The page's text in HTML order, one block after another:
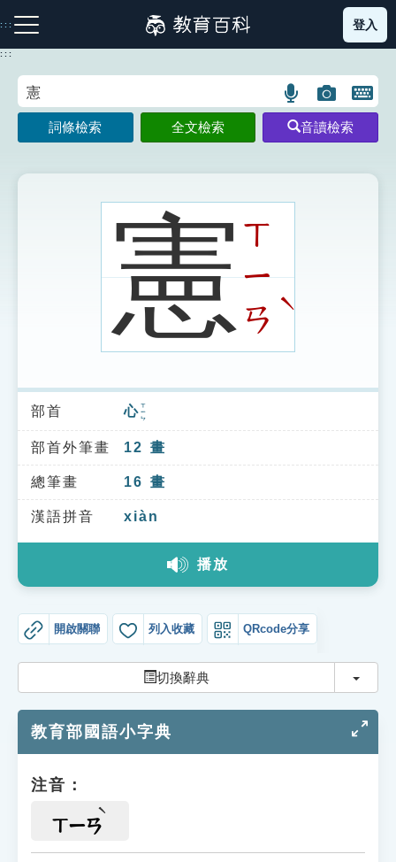
到
主
:::
注音索引圖示 筆畫索引圖示 部首索引表圖示
索引選單
知識索引
單字索引
生命大百科索引
教學應用
登入
:::
語
言
搜
示
圖
片
搜
開
鍵
圖
詞條檢索 全文檢索 音讀檢索
憲ㄒ
ㄧ
ㄢ
ˋ
部首 心ㄒㄧㄣ
部首外筆畫 12 畫
總筆畫 16 畫
漢語拼音 xiàn
播放
開啟關聯 列入收藏 QRcode分享
切換辭典 切換
教育部國語小字典
注音：
ㄒㄧㄢ